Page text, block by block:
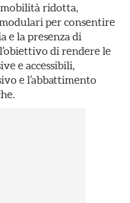
mobilità ridotta,
per consentire
e la presenza di
di rendere le
e accessibili,
e l’abbattimento